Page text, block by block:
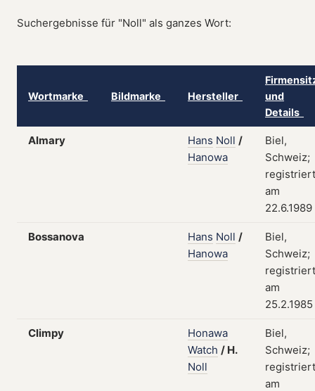
Suchergebnisse für "Noll" als ganzes Wort:
Wortmarke Bildmarke Hersteller
und
Details
Almary Hans Noll /
Hanowa
Biel,
Schweiz;
registriert
am
22.6.1989
Bossanova Hans Noll /
Hanowa
Biel,
Schweiz;
registriert
am
25.2.1985
Climpy
Honawa
Watch / H.
Noll
Biel,
Schweiz;
registriert
am